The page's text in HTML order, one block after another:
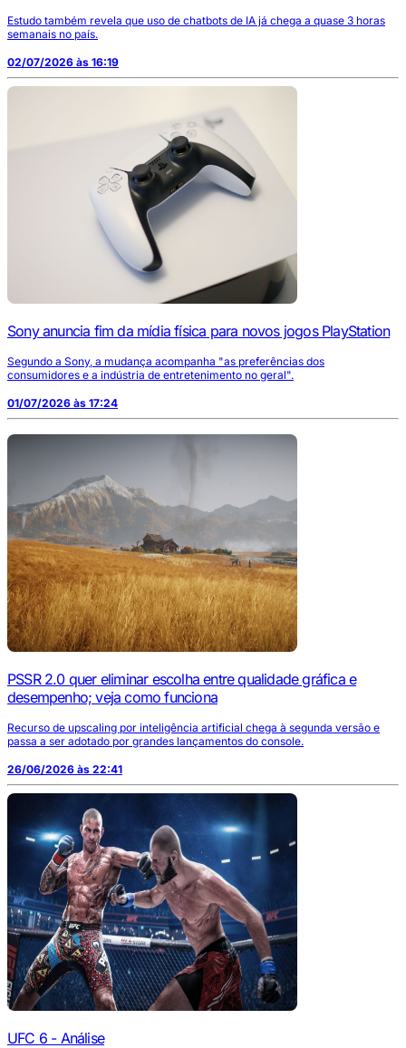
Estudo também revela que uso de chatbots de IA já chega a quase 3 horas
semanais no país.
02/07/2026 às 16:19
Sony anuncia fim da mídia física para novos jogos PlayStation
Segundo a Sony, a mudança acompanha "as preferências dos
consumidores e a indústria de entretenimento no geral".
01/07/2026 às 17:24
PSSR 2.0 quer eliminar escolha entre qualidade gráfica e
desempenho; veja como funciona
Recurso de upscaling por inteligência artificial chega à segunda versão e
passa a ser adotado por grandes lançamentos do console.
26/06/2026 às 22:41
UFC 6 - Análise